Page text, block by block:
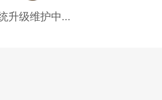
升级维护中...